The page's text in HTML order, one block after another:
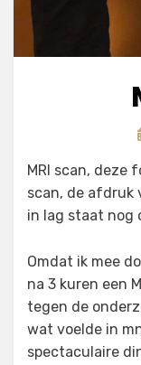
MRI scan, deze
scan, de afdruk
in lag staat nog
Omdat ik mee
na 3 kuren een
tegen de
wat voelde in
spectaculaire